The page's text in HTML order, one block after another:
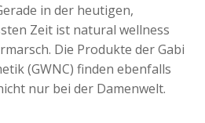
in der heutigen,
Zeit ist natural wellness
Die Produkte der Gabi
(GWNC) finden ebenfalls
nur bei der Damenwelt.